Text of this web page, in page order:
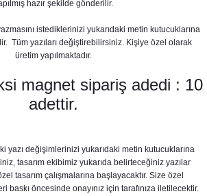
TL
Peçete
hazır şekilde gönderilir.
istediklerinizi yukarıdaki metin kutucuklarına
Tüm yazıları değiştirebilirsiniz. Kişiye özel olarak
üretim yapılmaktadır.
magnet sipariş adedi : 10
adettir.
yazı değişimlerinizi yukarıdaki metin kutucuklarına
tasarım ekibimiz yukarıda belirteceğiniz yazılar
tasarım çalışmalarına başlayacaktır. Size özel
baskı öncesinde onayınız için tarafınıza iletilecektir.